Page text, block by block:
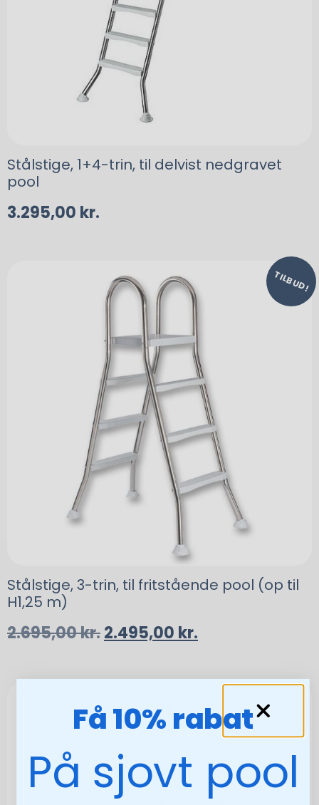
Stålstige, 1+4-trin, til delvist nedgravet
pool
3.295,00 kr.
TILBUD!
Stålstige, 3-trin, til fritstående pool (op til
H1,25 m)
2.695,00kr.2.495,00 kr.
Få 10% rabat
På sjovt pool